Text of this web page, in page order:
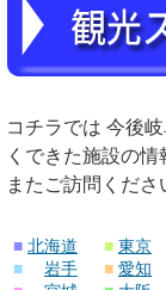
コチラでは 今後
くできた施設の
またご訪問くださ
■ 北海道
■
岩手
■ 東京
■ 愛知